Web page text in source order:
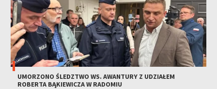
UMORZONO ŚLEDZTWO WS. AWANTURY Z UDZIAŁEM
ROBERTA BĄKIEWICZA W RADOMIU